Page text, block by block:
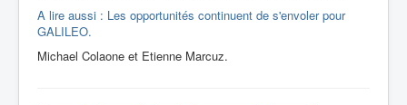
A lire aussi : Les opportunités continuent de s'envoler pour
GALILEO.
Michael Colaone et Etienne Marcuz.